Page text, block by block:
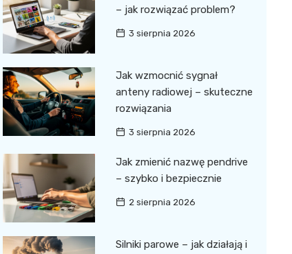
– jak rozwiązać problem?
3 sierpnia 2026
Jak wzmocnić sygnał
anteny radiowej – skuteczne
rozwiązania
3 sierpnia 2026
Jak zmienić nazwę pendrive
– szybko i bezpiecznie
2 sierpnia 2026
Silniki parowe – jak działają i